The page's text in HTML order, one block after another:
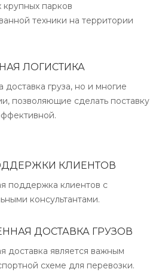
парков
техники на территории
ЛОГИСТИКА
доставка груза, но и многие
позволяющие сделать поставку
КЛИЕНТОВ
поддержка клиентов с
консультантами.
ДОСТАВКА ГРУЗОВ
доставка является важным
схеме для перевозки.